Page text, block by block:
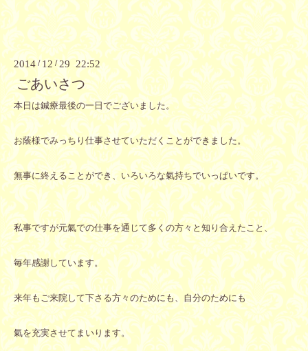
2014/12 /29 22:52
ごあいさつ
本日は鍼療最後の一日でございました。
お蔭様でみっちり仕事させていただくことができました。
無事に終えることができ、いろいろな氣持ちでいっぱいです。
私事ですが元氣での仕事を通じて多くの方々と知り合えたこと、
毎年感謝しています。
来年もご来院して下さる方々のためにも、自分のためにも
氣を充実させてまいります。